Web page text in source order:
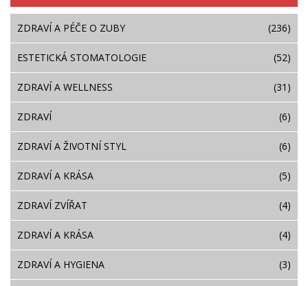
ZDRAVÍ A PÉČE O ZUBY (236)
ESTETICKÁ STOMATOLOGIE (52)
ZDRAVÍ A WELLNESS (31)
ZDRAVÍ (6)
ZDRAVÍ A ŽIVOTNÍ STYL (6)
ZDRAVÍ A KRÁSA (5)
ZDRAVÍ ZVÍŘAT (4)
ZDRAVÍ A KRÁSA (4)
ZDRAVÍ A HYGIENA (3)